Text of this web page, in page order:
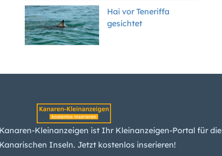
Hai vor Teneriffa
gesichtet
wächst langsam –
Der Boom ist vorbei –
was das für Kunden
Kleinanzeigen ist Ihr Kleinanzeigen-Portal für die
Inseln. Jetzt kostenlos inserieren!